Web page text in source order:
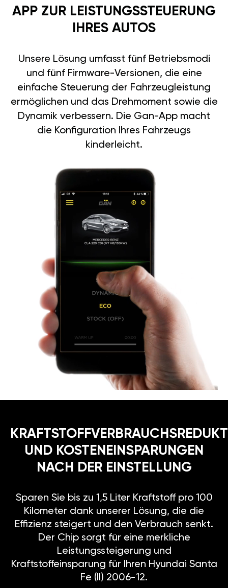
APP ZUR LEISTUNGSSTEUERUNG
IHRES AUTOS
Unsere Lösung umfasst fünf Betriebsmodi
und fünf Firmware-Versionen, die eine
einfache Steuerung der Fahrzeugleistung
ermöglichen und das Drehmoment sowie die
Dynamik verbessern. Die Gan-App macht
die Konfiguration Ihres Fahrzeugs
kinderleicht.
UND KOSTENEINSPARUNGEN
NACH DER EINSTELLUNG
Sparen Sie bis zu 1,5 Liter Kraftstoff pro 100
Kilometer dank unserer Lösung, die die
Effizienz steigert und den Verbrauch senkt.
Der Chip sorgt für eine merkliche
Leistungssteigerung und
Kraftstoffeinsparung für Ihren Hyundai Santa
Fe (II) 2006-12.